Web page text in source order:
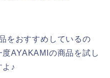
をおすすめしているの
AYAKAMIの商品を試し
よ♪